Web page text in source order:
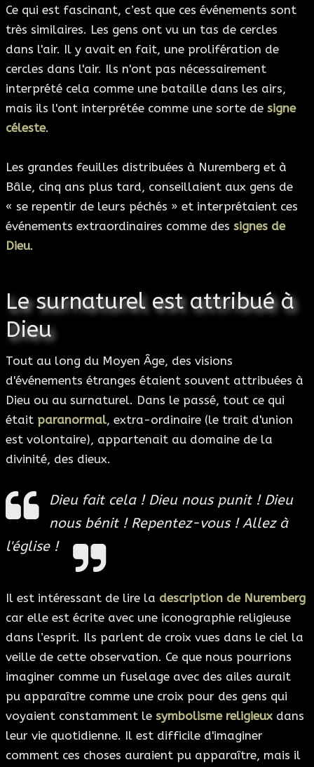
Ce qui est fascinant, c’est que ces événements sont
très similaires. Les gens ont vu un tas de cercles
dans l'air. Il y avait en fait, une prolifération de
cercles dans l'air. Ils n'ont pas nécessairement
interprété cela comme une bataille dans les airs,
mais ils l'ont interprétée comme une sorte de signe
céleste.
Les grandes feuilles distribuées à Nuremberg et à
Bâle, cinq ans plus tard, conseillaient aux gens de
« se repentir de leurs péchés » et interprétaient ces
événements extraordinaires comme des signes de
Dieu.
Le surnaturel est attribué à
Dieu
Tout au long du Moyen Âge, des visions
d'événements étranges étaient souvent attribuées à
Dieu ou au surnaturel. Dans le passé, tout ce qui
était paranormal, extra-ordinaire (le trait d'union
est volontaire), appartenait au domaine de la
divinité, des dieux.
Dieu fait cela ! Dieu nous punit ! Dieu
nous bénit ! Repentez-vous ! Allez à
l'église !
Il est intéressant de lire la description de Nuremberg
car elle est écrite avec une iconographie religieuse
dans l’esprit. Ils parlent de croix vues dans le ciel la
veille de cette observation. Ce que nous pourrions
imaginer comme un fuselage avec des ailes aurait
pu apparaître comme une croix pour des gens qui
voyaient constamment le symbolisme religieux dans
leur vie quotidienne. Il est difficile d'imaginer
comment ces choses auraient pu apparaître, mais il